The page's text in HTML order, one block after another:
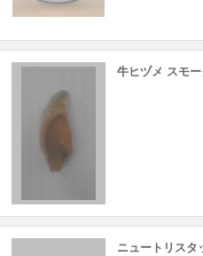
牛ヒヅメ スモ
ニュートリスタ